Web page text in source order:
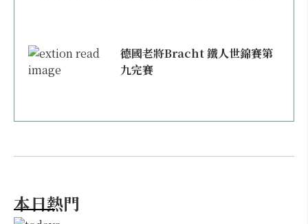
德國老將Bracht 鐵人世錦賽第
九完賽
本日熱門